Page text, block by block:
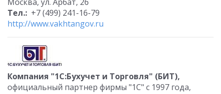
Тел.: +7 (499) 241-16-79
http://www.vakhtangov.ru
Компания "1С:Бухучет и Торговля" (БИТ),
официальный партнер фирмы "1С" с 1997 года,